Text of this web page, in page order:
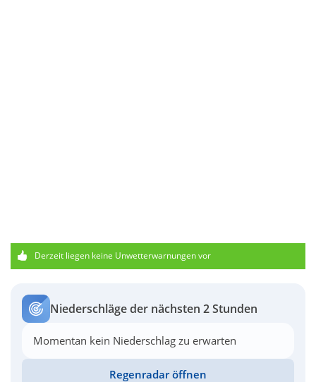
Derzeit liegen keine Unwetterwarnungen vor
Niederschläge der nächsten 2 Stunden
Momentan kein Niederschlag zu erwarten
Regenradar öffnen